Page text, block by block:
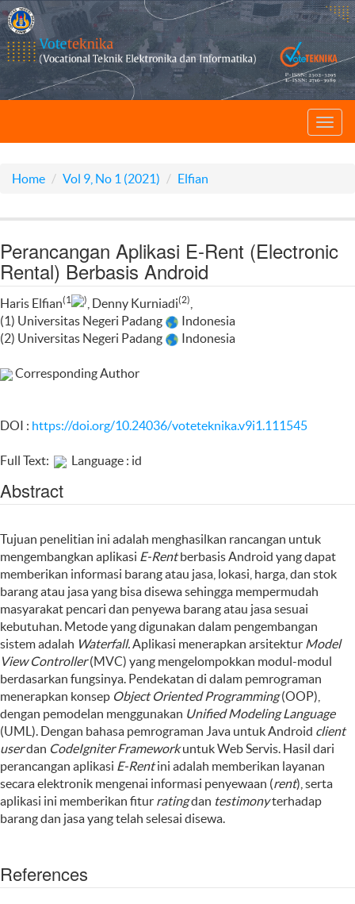
Home Vol 9, No 1 (2021) Elfian
Perancangan Aplikasi E-Rent (Electronic
Rental) Berbasis Android
Haris Elfian(1 ) , Denny Kurniadi(2)
(1) Universitas Negeri Padang
Indonesia
(2) Universitas Negeri Padang
Indonesia
Corresponding Author
DOI : https://doi.org/10.24036/voteteknika.v9i1.111545
Full Text: Language : id
Abstract
Tujuan penelitian ini adalah menghasilkan rancangan untuk
mengembangkan aplikasi E-Rentberbasis Android yang dapat
memberikan informasi barang atau jasa, lokasi, harga, dan stok
barang atau jasa yang bisa disewa sehingga mempermudah
masyarakat pencari dan penyewa barang atau jasa sesuai
kebutuhan. Metode yang digunakan dalam pengembangan
sistem adalah Waterfall.Aplikasi menerapkan arsitektur Model
View Controller(MVC) yang mengelompokkan modul-modul
berdasarkan fungsinya. Pendekatan di dalam pemrograman
menerapkan konsep Object Oriented Programming (OOP),
dengan pemodelan menggunakan Unified Modeling Language
(UML). Dengan bahasa pemrograman Java untuk Android client
userdan CodeIgniter Frameworkuntuk Web Servis. Hasil dari
perancangan aplikasi E-Rentini adalah memberikan layanan
secara elektronik mengenai informasi penyewaan (rent), serta
aplikasi ini memberikan fitur ratingdan testimonyterhadap
barang dan jasa yang telah selesai disewa.
References